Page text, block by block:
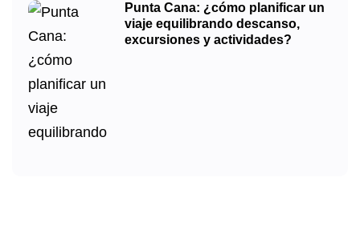
Punta Cana: ¿cómo planificar un
viaje equilibrando descanso,
excursiones y actividades?